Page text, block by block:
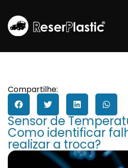
Compartilhe:
Sensor de
Como identificar
realizar a troca?